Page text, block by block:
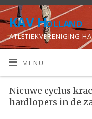
KAV Holland
ATLETIEKVERENIGING
MENU
Nieuwe cyclus
hardlopers in de